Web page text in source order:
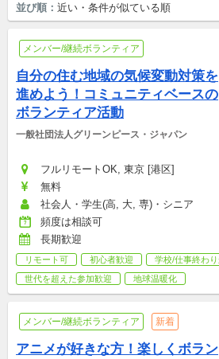
並び順： 近い・条件が似ている順
メンバー/継続ボランティア
自分の住む地域の気候変動対策を
進めよう！コミュニティベースの
ボランティア活動
一般社団法人グリーンピース・ジャパン
フルリモートOK, 東京 [港区]
無料
社会人・学生(高, 大, 専)・シニア
頻度は相談可
長期歓迎
リモート可 初心者歓迎
学校/仕事終わ
世代を超えた参加歓迎
地球温暖化
メンバー/継続ボランティア 新着
アニメが好きな方！楽しくボラン